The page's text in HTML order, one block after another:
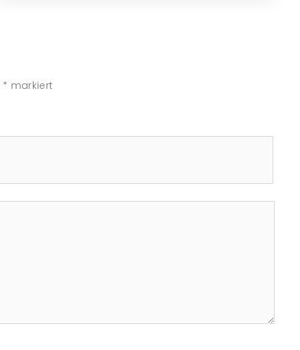
* markiert